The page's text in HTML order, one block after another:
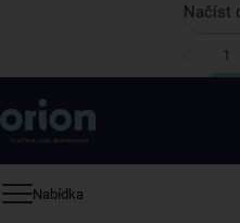
Načíst
1
Nabídka
Získejte rady, recepty a
ostatní
Přihlaste se k odběru našeho